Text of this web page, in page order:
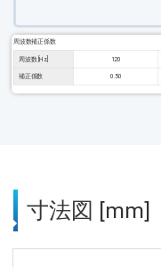
周波数補正係数
周波数 [Hz] 120
補正係数 0.50
寸法図 [mm]